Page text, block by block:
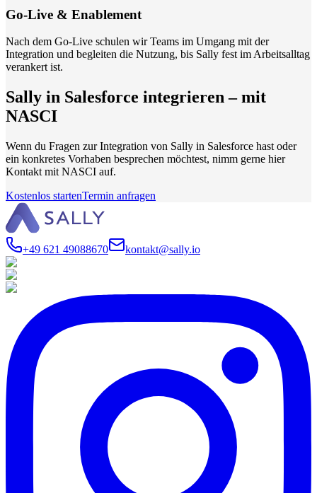
Go-Live & Enablement
Nach dem Go-Live schulen wir Teams im Umgang mit der
Integration und begleiten die Nutzung, bis Sally fest im Arbeitsalltag
verankert ist.
Sally in Salesforce integrieren – mit
NASCI
Wenn du Fragen zur Integration von Sally in Salesforce hast oder
ein konkretes Vorhaben besprechen möchtest, nimm gerne hier
Kontakt mit NASCI auf.
Kostenlos startenTermin anfragen
+49 621 49088670 kontakt@sally.io